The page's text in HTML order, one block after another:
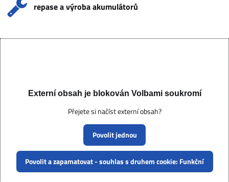
repase a výroba akumulátorů
Externí obsah je blokován Volbami soukromí
Přejete si načíst externí obsah?
Povolit jednou
Povolit a zapamatovat - souhlas s druhem cookie: Funkční